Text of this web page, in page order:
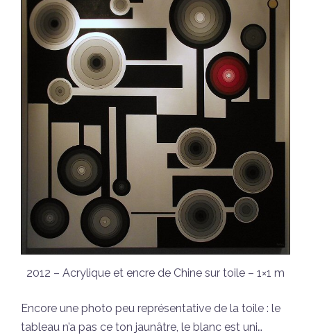
2012 – Acrylique et encre de Chine sur toile – 1×1 m
Encore une photo peu représentative de la toile : le
tableau n’a pas ce ton jaunâtre, le blanc est uni…